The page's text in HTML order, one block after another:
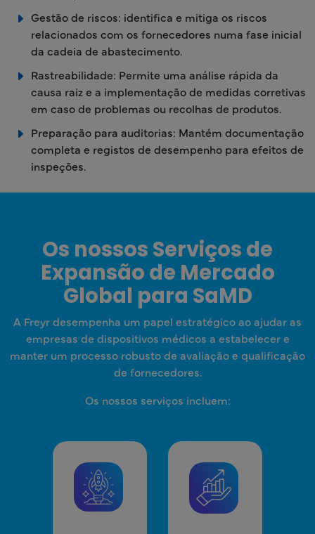
Gestão de riscos: identifica e mitiga os riscos
relacionados com os fornecedores numa fase inicial
da cadeia de abastecimento.
Rastreabilidade: Permite uma análise rápida da
causa raiz e a implementação de medidas corretivas
em caso de problemas ou recolhas de produtos.
Preparação para auditorias: Mantém documentação
completa e registos de desempenho para efeitos de
inspeções.
Os nossos Serviços de
Expansão de Mercado
Global para SaMD
A Freyr desempenha um papel estratégico ao ajudar as
empresas de dispositivos médicos a estabelecer e
manter um processo robusto de avaliação e qualificação
de fornecedores.
Os nossos serviços incluem: